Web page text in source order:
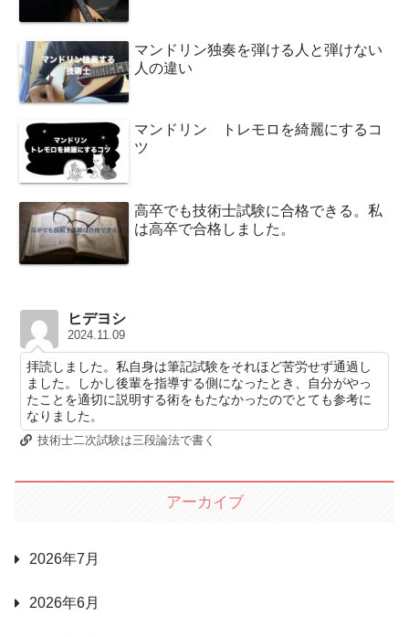
マンドリン独奏を弾ける人と弾けない
人の違い
マンドリン トレモロを綺麗にするコ
ツ
高卒でも技術士試験に合格できる。私
は高卒で合格しました。
ヒデヨシ
2024.11.09
拝読しました。私自身は筆記試験をそれほど苦労せず通過し
ました。しかし後輩を指導する側になったとき、自分がやっ
たことを適切に説明する術をもたなかったのでとても参考に
なりました。
技術士二次試験は三段論法で書く
アーカイブ
2026年7月
2026年6月